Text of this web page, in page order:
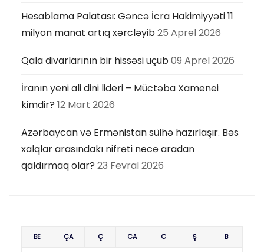
Hesablama Palatası: Gəncə İcra Hakimiyyəti 11
milyon manat artıq xərcləyib25 Aprel 2026
Qala divarlarının bir hissəsi uçub09 Aprel 2026
İranın yeni ali dini lideri – Müctəba Xamenei
kimdir? 12 Mart 2026
Azərbaycan və Ermənistan sülhə hazırlaşır. Bəs
xalqlar arasındakı nifrəti necə aradan
qaldırmaq olar? 23 Fevral 2026
BE ÇA Ç CA C Ş B